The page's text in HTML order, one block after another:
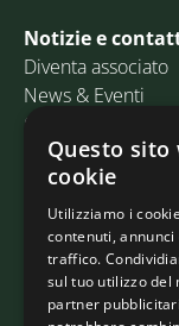
Notizie e
Diventa associato
News & Eventi
Contatti
Email:
PEC:
Indirizzo: Via
30175 Marghera
Questo sito
cookie
Utilizziamo i
contenuti,
traffico.
sul tuo utilizzo del
partner